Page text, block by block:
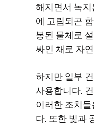
해지면서 녹
에 고립되곤
봉된 물체로
싸인 채로 자
하지만 일부
사용합니다.
이러한 조치
다. 또한 빛과